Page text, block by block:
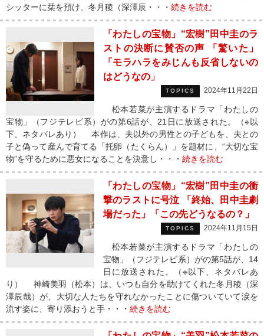
シッターに栞を預け、冬月稜（深澤辰・・・ 続きを読む
「わたしの宝物」“宏樹”田中圭のラ
ストの決断に賛否の声 「驚いた」
「モラハラをみじんも反省しないの
はどうなの」
TOPICS 2024年11月22日
松本若菜が主演するドラマ「わたしの
宝物」（フジテレビ系）がの第6話が、21日に放送された。（※以
下、ネタバレあり） 本作は、夫以外の男性との子どもを、夫との
子と偽って産んで育てる「托卵（たくらん）」を題材に、“大切な宝
物”を守るために悪女になることを決意し・・・ 続きを読む
「わたしの宝物」“宏樹”田中圭の衝
撃のラストに号泣 「終始、田中圭劇
場だった」「この先どうなるの？」
TOPICS 2024年11月15日
松本若菜が主演するドラマ「わたしの
宝物」（フジテレビ系）がの第5話が、14
日に放送された。（※以下、ネタバレあ
り） 神崎美羽（松本）は、いつも自分を助けてくれた冬月稜（深
澤辰哉）が、大切な人たちを守れなかったことに傷ついていて涙を
流す姿に、寄り添おうと手・・・ 続きを読む